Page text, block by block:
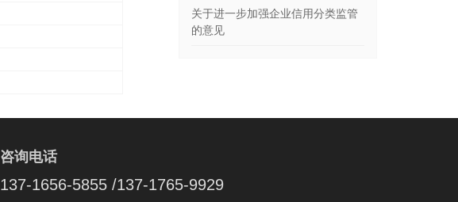
关于进一步加强企业信用分类监管
的意见
咨询电话
137-1656-5855 /137-1765-9929